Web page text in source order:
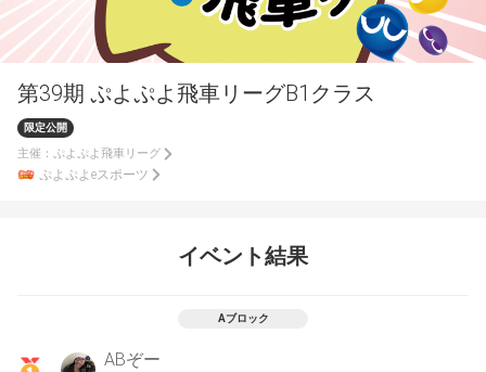
第39期 ぷよぷよ飛車リーグB1クラス
限定公開
主催： ぷよぷよ飛車リーグ
ぷよぷよeスポーツ
イベント結果
Aブロック
ABぞー